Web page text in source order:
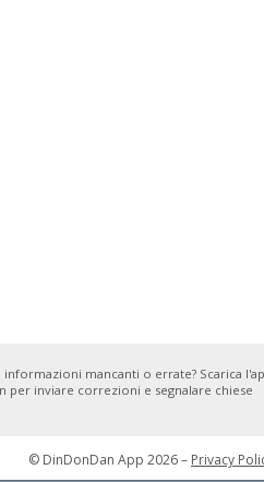
informazioni mancanti o errate? Scarica
per inviare correzioni e segnalare chiese
© DinDonDan App 2026 – Privacy